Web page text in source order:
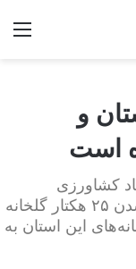
و
است
کشاورزی
سیستان و بلوچستان گفت: با افزوده شدن ۲۵ هکتار گلخانه
این استان به